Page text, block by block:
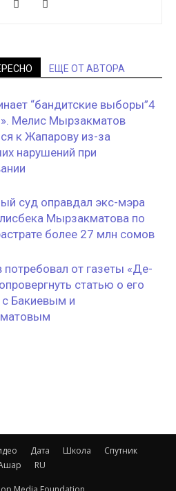
ЕЩЕ ОТ АВТОРА
“бандитские выборы”4
Мелис Мырзакматов
к Жапарову из-за
нарушений при
суд оправдал экс-мэра
Мырзакматова по
более 27 млн сомов
потребовал от газеты «Де-
статью о его
с Бакиевым и
Дата Школа
Спутник
RU